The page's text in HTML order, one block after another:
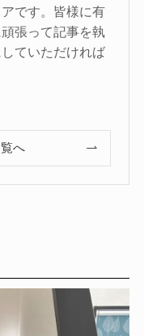
です。皆様に有
張って記事を執
ていただければ
へ